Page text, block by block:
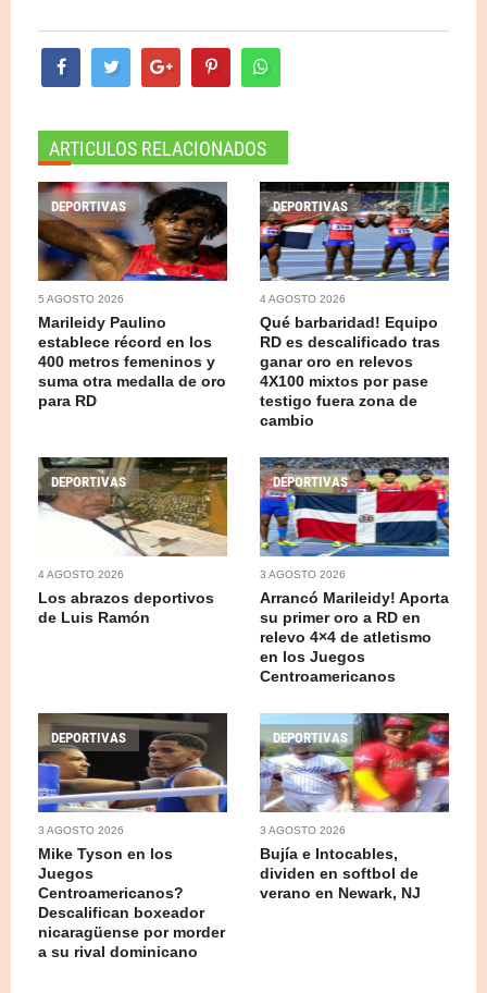
ARTICULOS RELACIONADOS
DEPORTIVAS
5 AGOSTO 2026
Marileidy Paulino
establece récord en los
400 metros femeninos y
suma otra medalla de oro
para RD
DEPORTIVAS
4 AGOSTO 2026
Qué barbaridad! Equipo
RD es descalificado tras
ganar oro en relevos
4X100 mixtos por pase
testigo fuera zona de
cambio
DEPORTIVAS
4 AGOSTO 2026
Los abrazos deportivos
de Luis Ramón
DEPORTIVAS
3 AGOSTO 2026
Arrancó Marileidy! Aporta
su primer oro a RD en
relevo 4×4 de atletismo
en los Juegos
Centroamericanos
DEPORTIVAS
3 AGOSTO 2026
Mike Tyson en los
Juegos
Centroamericanos?
Descalifican boxeador
nicaragüense por morder
a su rival dominicano
DEPORTIVAS
3 AGOSTO 2026
Bujía e Intocables,
dividen en softbol de
verano en Newark, NJ